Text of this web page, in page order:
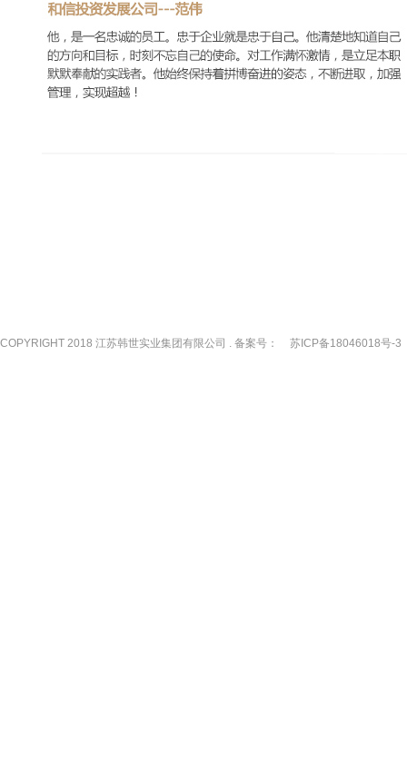
COPYRIGHT 2018 江苏韩世实业集团有限公司 . 备案号： 苏ICP备18046018号-3